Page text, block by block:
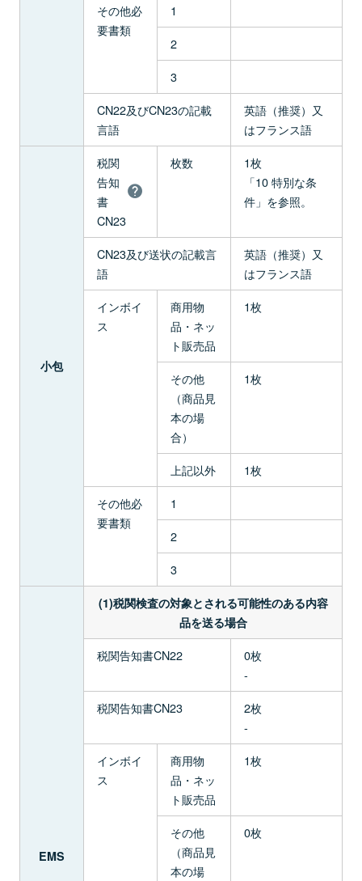
その他必
要書類
1
2
3
CN22及びCN23の記載
言語
英語（推奨）又
はフランス語
小包
税関
告知
書
CN23
枚数
1枚
「10 特別な条
件」を参照。
CN23及び送状の記載言
語
英語（推奨）又
はフランス語
インボイ
ス
商用物
品・ネッ
ト販売品
1枚
その他
（商品見
本の場
合）
1枚
上記以外
1枚
その他必
要書類
1
2
3
EMS
(1)税関検査の対象とされる可能性のある内容
品を送る場合
税関告知書CN22
0枚
-
税関告知書CN23
2枚
-
インボイ
ス
商用物
品・ネッ
ト販売品
1枚
その他
（商品見
本の場
0枚